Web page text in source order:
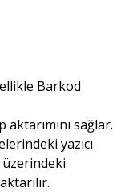
Barkod
sağlar.
yazıcı
üzerindeki